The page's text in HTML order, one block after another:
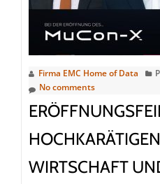
LWLcom
Firma EMC Home of Data
No comments
WIRTSCHAFT